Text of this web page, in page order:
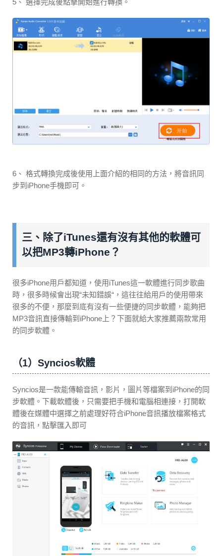
6、 格式轉換完成後使用上面介紹的相同的方法，將音訊同
步到iPhone手機即可。
三、除了iTunes還有沒有其他的軟體可
以把MP3轉iPhone？
很多iPhone用戶都知道，使用iTunes這一軟體進行同步歌曲
時，很多時候會出現“未知錯誤“，這往往給用戶的使用帶來
很多的不便，那麼到底有沒有一些便捷的同步軟體，能夠把
MP3音訊直接傳輸到iPhone上？下面就給大家推薦兩款常用
的同步軟體。
（1）Syncios軟體
Syncios是一款能傳輸音訊，影片，圖片等檔案到iPhone的同
步軟體。下載軟體後，只需要把手機和電腦相連接，打開軟
體後在媒體中選擇之前處理好符合iPhone音訊播放檔案格式
的音訊，點擊匯入即可